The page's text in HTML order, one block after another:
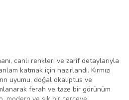
canlı renkleri ve zarif detaylarıyla
katmak için hazırlandı. Kırmızı
uyumu, doğal okaliptus ve
ferah ve taze bir görünüm